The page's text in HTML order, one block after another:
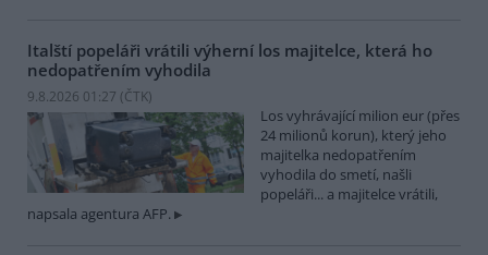
Italští popeláři vrátili výherní los majitelce, která ho
nedopatřením vyhodila
9.8.2026 01:27 (ČTK)
Los vyhrávající milion eur (přes
24 milionů korun), který jeho
majitelka nedopatřením
vyhodila do smetí, našli
popeláři... a majitelce vrátili,
napsala agentura AFP.